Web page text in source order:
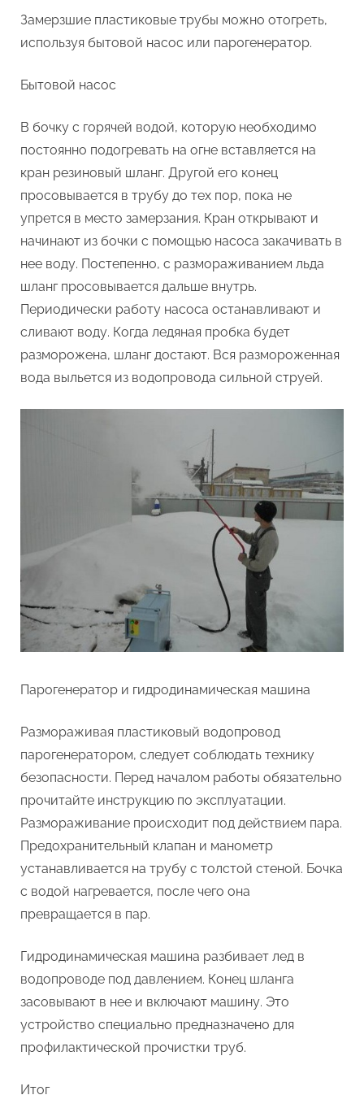
Замерзшие пластиковые трубы можно отогреть,
используя бытовой насос или парогенератор.
Бытовой насос
В бочку с горячей водой, которую необходимо
постоянно подогревать на огне вставляется на
кран резиновый шланг. Другой его конец
просовывается в трубу до тех пор, пока не
упрется в место замерзания. Кран открывают и
начинают из бочки с помощью насоса закачивать в
нее воду. Постепенно, с размораживанием льда
шланг просовывается дальше внутрь.
Периодически работу насоса останавливают и
сливают воду. Когда ледяная пробка будет
разморожена, шланг достают. Вся размороженная
вода выльется из водопровода сильной струей.
Парогенератор и гидродинамическая машина
Размораживая пластиковый водопровод
парогенератором, следует соблюдать технику
безопасности. Перед началом работы обязательно
прочитайте инструкцию по эксплуатации.
Размораживание происходит под действием пара.
Предохранительный клапан и манометр
устанавливается на трубу с толстой стеной. Бочка
с водой нагревается, после чего она
превращается в пар.
Гидродинамическая машина разбивает лед в
водопроводе под давлением. Конец шланга
засовывают в нее и включают машину. Это
устройство специально предназначено для
профилактической прочистки труб.
Итог